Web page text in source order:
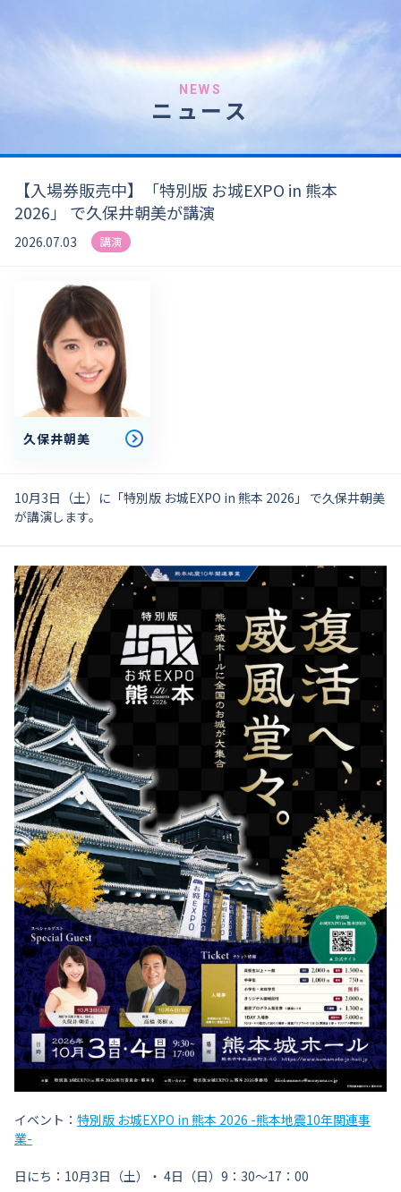
NEWS
ニュース
【入場券販売中】「特別版 お城EXPO in 熊本
2026」 で久保井朝美が講演
2026.07.03 講演
久保井朝美
10月3日（土）に「特別版 お城EXPO in 熊本 2026」 で久保井朝美
が講演します。
イベント： 特別版 お城EXPO in 熊本 2026 -熊本地震10年関連事
業-
日にち：10月3日（土）・ 4日（日）9：30〜17：00